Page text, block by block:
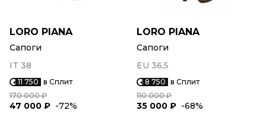
LORO PIANA
Сапоги
IT 38
11 750 в Сплит
170 000 ₽
47 000 ₽ -72%
LORO PIANA
Сапоги
EU 36,5
8 750 в Сплит
110 000 ₽
35 000 ₽ -68%